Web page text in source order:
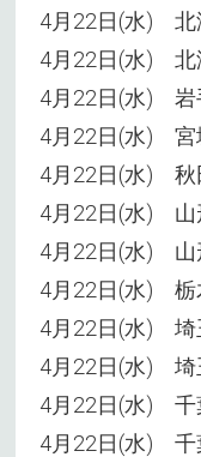
4月22日(水) 北
4月22日(水) 北
4月22日(水) 岩
4月22日(水) 宮
4月22日(水) 秋
4月22日(水) 山
4月22日(水) 山
4月22日(水) 栃
4月22日(水) 埼
4月22日(水) 埼
4月22日(水) 千
4月22日(水) 千